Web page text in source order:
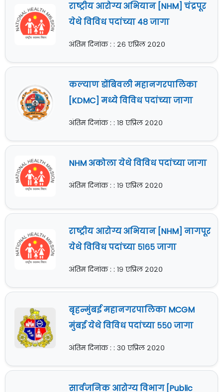
राष्ट्रीय आरोग्य अभियान [NHM] चंद्रपूर
येथे विविध पदांच्या ४८ जागा
अंतिम दिनांक : : २६ एप्रिल २०२०
कल्याण डोंबिवली महानगरपालिका
[KDMC] मध्ये विविध पदांच्या जागा
अंतिम दिनांक : : १८ एप्रिल २०२०
NHM अकोला येथे विविध पदांच्या जागा
अंतिम दिनांक : : १९ एप्रिल २०२०
राष्ट्रीय आरोग्य अभियान [NHM] नागपूर
येथे विविध पदांच्या ५१६५ जागा
अंतिम दिनांक : : १९ एप्रिल २०२०
बृहन्मुंबई महानगरपालिका MCGM
मुंबई येथे विविध पदांच्या ५५० जागा
अंतिम दिनांक : : ३० एप्रिल २०२०
सार्वजनिक आरोग्य विभाग [Public